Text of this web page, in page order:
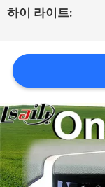
하
공
장
여
행
하이 라이트: